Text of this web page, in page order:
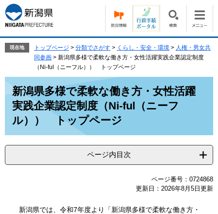
ー
ジ
の
す。
ニ
ュ
ー
し
現在地 トップページ > 分類でさがす > くらし・安全・環境 > 人権・男女共
同参画 > 新潟県多様で柔軟な働き方・女性活躍実践企業認定制度
（Ni-ful（ニーフル）） トップページ
新潟県多様で柔軟な働き方・女性活躍
実践企業認定制度（Ni-ful（ニーフ
ル）） トップページ
ページ内目次
ページ番号：0724868
更新日：2026年8月5日更新
新潟県では、令和7年度より「新潟県多様で柔軟な働き方・